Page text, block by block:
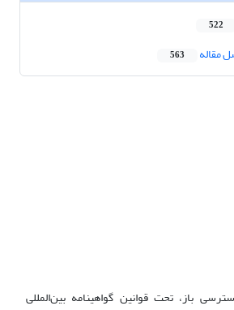
522
مقاله 563
باز، تحت قوانین گواهینامه بین‌المللی